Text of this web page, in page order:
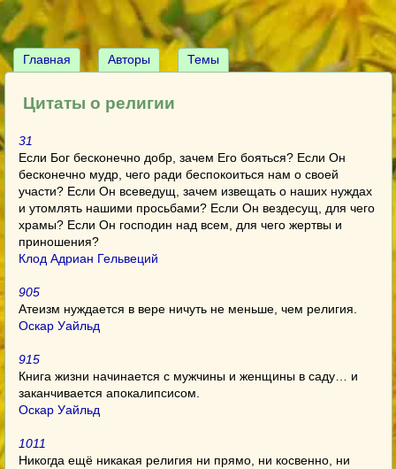
Главная Авторы Темы
Цитаты о религии
31
Если Бог бесконечно добр, зачем Его бояться? Если Он
бесконечно мудр, чего ради беспокоиться нам о своей
участи? Если Он всеведущ, зачем извещать о наших нуждах
и утомлять нашими просьбами? Если Он вездесущ, для чего
храмы? Если Он господин над всем, для чего жертвы и
приношения?
Клод Адриан Гельвеций
905
Атеизм нуждается в вере ничуть не меньше, чем религия.
Оскар Уайльд
915
Книга жизни начинается с мужчины и женщины в саду… и
заканчивается апокалипсисом.
Оскар Уайльд
1011
Никогда ещё никакая религия ни прямо, ни косвенно, ни